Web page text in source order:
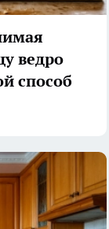
ведро
способ